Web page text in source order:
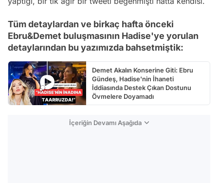
Tüm detaylardan ve birkaç hafta önceki
Ebru&Demet buluşmasının Hadise'ye yorulan
detaylarından bu yazımızda bahsetmiştik:
Demet Akalın Konserine Giti: Ebru
Gündeş, Hadise'nin İhaneti
İddiasında Destek Çıkan Dostunu
Övmelere Doyamadı
İçeriğin Devamı Aşağıda